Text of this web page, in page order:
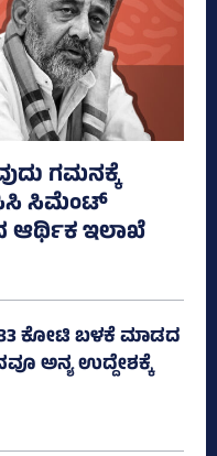
ಗಮನಕ್ಕೆ
ಸಿಮೆಂಟ್
ಆರ್ಥಿಕ ಇಲಾಖೆ
ಕೋಟಿ ಬಳಕೆ ಮಾಡದ
ಅನ್ಯ ಉದ್ದೇಶಕ್ಕೆ